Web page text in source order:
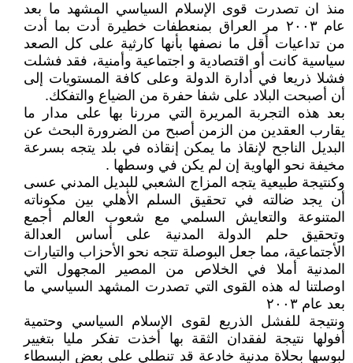
منذ ان تصدرت قوى الإسلام السياسي المشهد ما بعد
عام ٢٠٠٣ مر العراق بمنعطفات خطيرة أدت بما أدت
من تداعيات أقل ما نصفها بأنها كارثية على كل الصعد
سياسية كانت أو اقتصادية و اجتماعية وأمنية، فقد فشلت
فشلا ذريعا في أدارة الدولة وعلى كافة المستويات إلى
أن أصبحت البلاد على شفا حفرة من الضياع والتفكك.
بعد هذه التجربة المريرة التي مررنا بها على مدار ما
يقارب العقدين من الزمن أصبح من الضرورة البحث عن
البديل الناجح لإنقاذ ما يمكن إنقاذه في بلد يتجه بسرعة
مخيفة نحو الهاوية إن لم يكن في وسطها .
وكنتيجة طبيعية يتجه المزاج الشعبي للبديل المدني عسى
أن يجد ضالته في تحقيق السلم الأهلي بين مكوناته
المتنوعة والتعايش السلمي مع شعوب العالم أجمع
وتحقيق حلم الدولة المدنية على أساس العدالة
الأجتماعية، مما جعل البوصلة تتجه نحو الأحزاب والتيارات
المدنية أملا في الخلاص من المصير المجهول التي
اوصلتنا له هذه القوى التي تصدرت المشهد السياسي ما
بعد عام ٢٠٠٣
ونتيجة للفشل الذريع لقوى الإسلام السياسي وحتمية
أفولها نتيجة لفقدان الثقة بها أخذت تفكر مليا بتغيير
لبوسها بحلاة مدنية خادعة قد تنطلي على بعض البسطاء